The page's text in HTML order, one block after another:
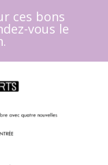
ces bons
vous le